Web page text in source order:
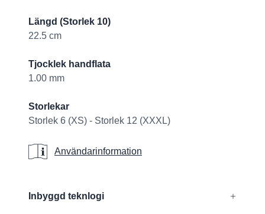
Längd (Storlek 10)
22.5 cm
Tjocklek handflata
1.00 mm
Storlekar
Storlek 6 (XS) - Storlek 12 (XXXL)
Användarinformation
Användarinformation
Inbyggd teknlogi